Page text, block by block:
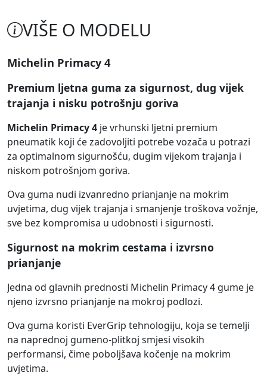
VIŠE O MODELU
Michelin Primacy 4
Premium ljetna guma za sigurnost, dug vijek
trajanja i nisku potrošnju goriva
Michelin Primacy 4 je vrhunski ljetni premium
pneumatik koji će zadovoljiti potrebe vozača u potrazi
za optimalnom sigurnošću, dugim vijekom trajanja i
niskom potrošnjom goriva.
Ova guma nudi izvanredno prianjanje na mokrim
uvjetima, dug vijek trajanja i smanjenje troškova vožnje,
sve bez kompromisa u udobnosti i sigurnosti.
Sigurnost na mokrim cestama i izvrsno
prianjanje
Jedna od glavnih prednosti Michelin Primacy 4 gume je
njeno izvrsno prianjanje na mokroj podlozi.
Ova guma koristi EverGrip tehnologiju, koja se temelji
na naprednoj gumeno-plitkoj smjesi visokih
performansi, čime poboljšava kočenje na mokrim
uvjetima.